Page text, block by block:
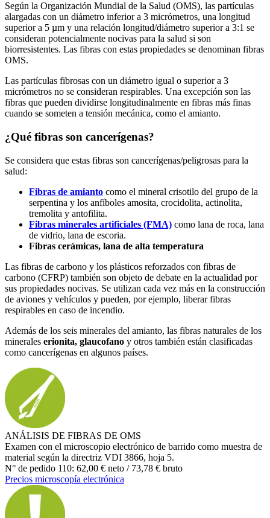
Según la Organización Mundial de la Salud (OMS), las partículas
alargadas con un diámetro inferior a 3 micrómetros, una longitud
superior a 5 µm y una relación longitud/diámetro superior a 3:1 se
consideran potencialmente nocivas para la salud si son
biorresistentes. Las fibras con estas propiedades se denominan fibras
OMS.
Las partículas fibrosas con un diámetro igual o superior a 3
micrómetros no se consideran respirables. Una excepción son las
fibras que pueden dividirse longitudinalmente en fibras más finas
cuando se someten a tensión mecánica, como el amianto.
¿Qué fibras son cancerígenas?
Se considera que estas fibras son cancerígenas/peligrosas para la
salud:
Fibras de amianto como el mineral crisotilo del grupo de la
serpentina y los anfíboles amosita, crocidolita, actinolita,
tremolita y antofilita.
Fibras minerales artificiales (FMA) como lana de roca, lana
de vidrio, lana de escoria.
Fibras cerámicas, lana de alta temperatura
Las fibras de carbono y los plásticos reforzados con fibras de
carbono (CFRP) también son objeto de debate en la actualidad por
sus propiedades nocivas. Se utilizan cada vez más en la construcción
de aviones y vehículos y pueden, por ejemplo, liberar fibras
respirables en caso de incendio.
Además de los seis minerales del amianto, las fibras naturales de los
minerales erionita, glaucofano y otros también están clasificadas
como cancerígenas en algunos países.
ANÁLISIS DE FIBRAS DE OMS
Examen con el microscopio electrónico de barrido como muestra de
material según la directriz VDI 3866, hoja 5.
N° de pedido 110: 62,00 € neto / 73,78 € bruto
Precios microscopía electrónica